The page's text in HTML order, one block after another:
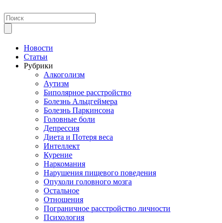
Новости
Статьи
Рубрики
Алкоголизм
Аутизм
Биполярное расстройство
Болезнь Альцгеймера
Болезнь Паркинсона
Головные боли
Депрессия
Диета и Потеря веса
Интеллект
Курение
Наркомания
Нарушения пищевого поведения
Опухоли головного мозга
Остальное
Отношения
Пограничное расстройство личности
Психология